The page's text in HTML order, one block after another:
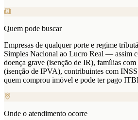
Quem pode buscar
Empresas de qualquer porte e regime
Simples Nacional ao Lucro Real — assim
doença grave (isenção de IR), famílias
(isenção de IPVA), contribuintes com
quem comprou imóvel e pode ter pago
Onde o atendimento ocorre